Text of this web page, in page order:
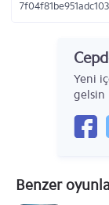
Yeni
gelsin
Benzer